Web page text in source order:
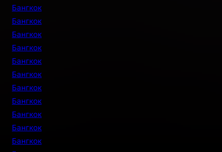
Бангкок
Бангкок
Бангкок
Бангкок
Бангкок
Бангкок
Бангкок
Бангкок
Бангкок
Бангкок
Бангкок